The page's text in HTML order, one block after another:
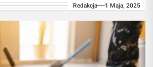
pomieszczeń.Redakcja 1 Maja, 2025